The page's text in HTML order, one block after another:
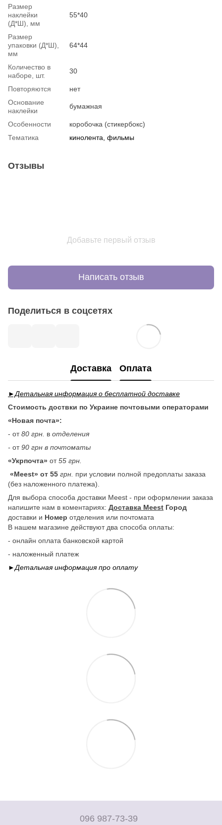
Размер
наклейки
(Д*Ш), мм
55*40
Размер
упаковки (Д*Ш),
мм
64*44
Количество в
наборе, шт.
30
Повторяются
нет
Основание
наклейки
бумажная
Особенности
коробочка (стикербокс)
Тематика
кинолента, фильмы
Отзывы
Добавьте первый отзыв
Написать отзыв
Поделиться в соцсетях
Доставка Оплата
►Детальная информация о бесплатной доставке
Стоимость доствки по Украине почтовыми операторами
«Новая почта»:
- от80 грн. в отделения
- от90 грн в почтоматы
«Укрпочта» от55 грн.
«Meest» от 55 грн. при условии полной предоплаты заказа
(без наложенного платежа).
Для выбора способа доставки Meest - при оформлении заказа
напишите нам в коментариях: Доставка Meest Город
доставки и Номер отделения или почтомата
В нашем магазине действуют два способа оплаты:
- онлайн оплата банковской картой
- наложенный платеж
►Детальная информация про оплату
096 987-73-39